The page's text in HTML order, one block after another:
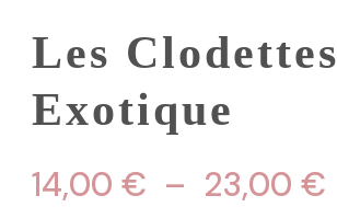
Les Clodettes
Exotique
14,00 € – 23,00 €